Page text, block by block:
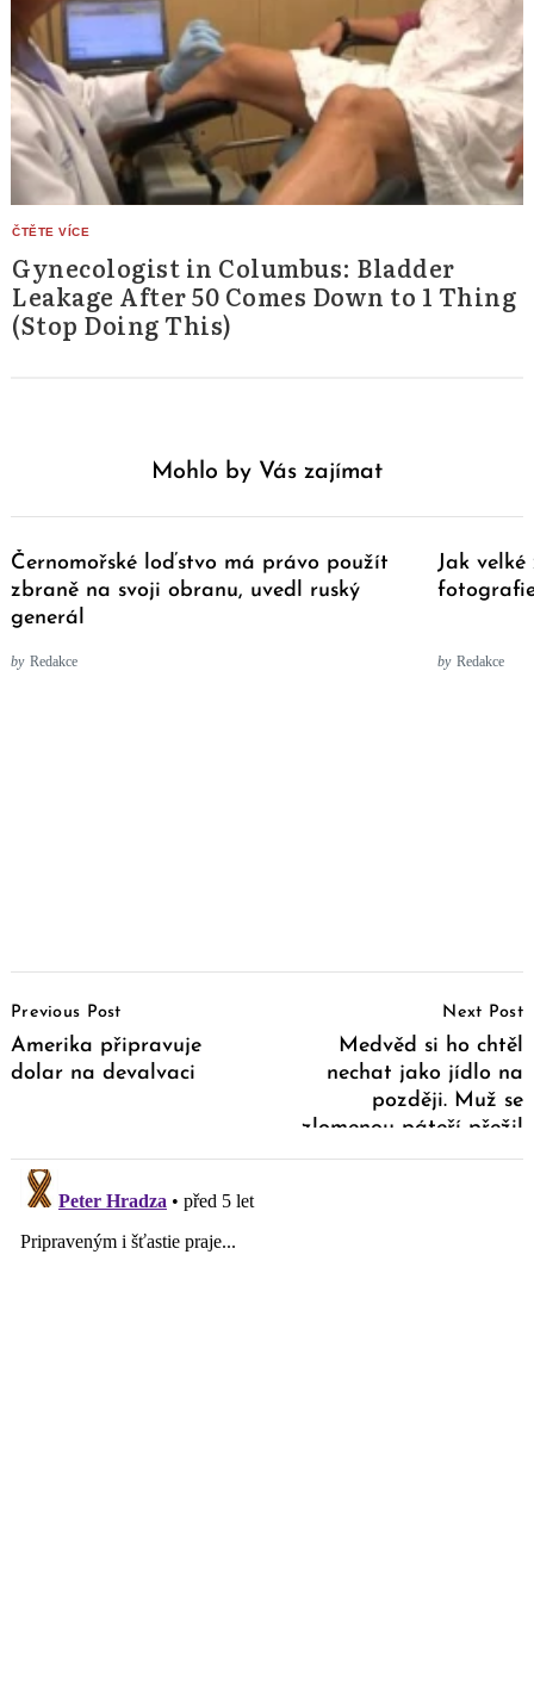
Gynecologist in Columbus: Bladder
Leakage After 50 Comes Down to 1 Thing
(Stop Doing This)
Mohlo by Vás zajímat
Černomořské loďstvo má právo použít
zbraně na svoji obranu, uvedl ruský
generál
by Redakce
Jak
by Redakce
Navigation
Previous Post
Amerika připravuje
dolar na devalvaci
Next Post
Medvěd si ho chtěl
nechat jako jídlo na
později. Muž se
zlomenou páteří přežil
měsíc v jeho noře